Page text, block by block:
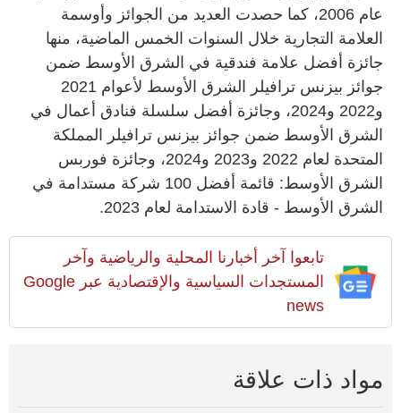
عام 2006، كما حصدت العديد من الجوائز وأوسمة
العلامة التجارية خلال السنوات الخمس الماضية، منها
جائزة أفضل علامة فندقية في الشرق الأوسط ضمن
جوائز بيزنس ترافيلر الشرق الأوسط لأعوام 2021
و2022 و2024، وجائزة أفضل سلسلة فنادق أعمال في
الشرق الأوسط ضمن جوائز بيزنس ترافيلر المملكة
المتحدة لعام 2022 و2023 و2024، وجائزة فوربس
الشرق الأوسط: قائمة أفضل 100 شركة مستدامة في
الشرق الأوسط - قادة الاستدامة لعام 2023.
تابعوا آخر أخبارنا المحلية والرياضية وآخر
المستجدات السياسية والإقتصادية عبر Google
news
مواد ذات علاقة